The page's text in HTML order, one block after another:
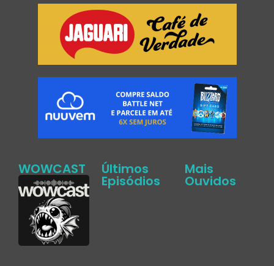
WOWCAST Últimos
Episódios
Mais
Ouvidos